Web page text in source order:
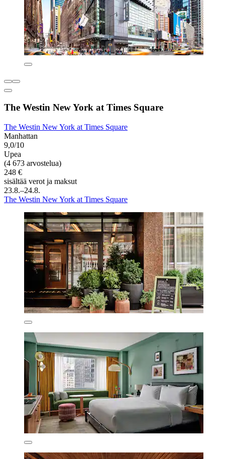
The Westin New York at Times Square
The Westin New York at Times Square
Manhattan
9,0/10
Upea
(4 673 arvostelua)
248 €
sisältää verot ja maksut
23.8.–24.8.
The Westin New York at Times Square